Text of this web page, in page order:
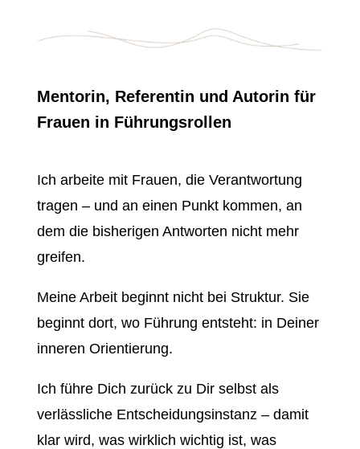
Mentorin, Referentin und Autorin für
Frauen in Führungsrollen
Ich arbeite mit Frauen, die Verantwortung
tragen – und an einen Punkt kommen, an
dem die bisherigen Antworten nicht mehr
greifen.
Meine Arbeit beginnt nicht bei Struktur. Sie
beginnt dort, wo Führung entsteht: in Deiner
inneren Orientierung.
Ich führe Dich zurück zu Dir selbst als
verlässliche Entscheidungsinstanz – damit
klar wird, was wirklich wichtig ist, was